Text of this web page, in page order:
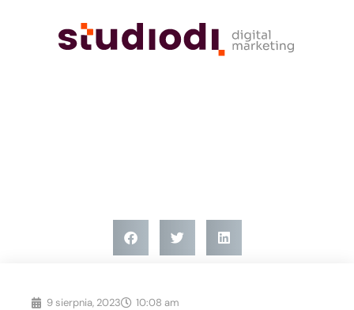
9 sierpnia, 2023 10:08 am